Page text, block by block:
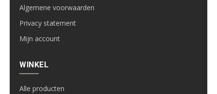
Algemene voorwaarden
Privacy statement
Mijn account
WINKEL
Alle producten